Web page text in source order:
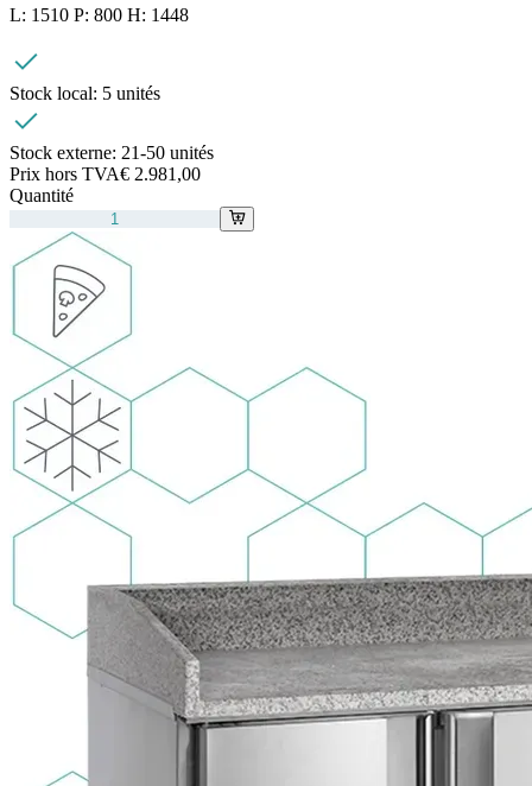
L: 1510 P: 800 H: 1448
Stock local: 5 unités
Stock externe: 21-50 unités
Prix hors TVA€ 2.981,00
Quantité